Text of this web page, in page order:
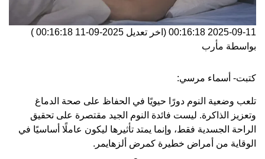
2025-09-11 00:16:18 (اخر تعديل 2025-09-11 00:16:18
)
بواسطة مأرب
كتبت- أسماء مرسي:
تلعب وضعية النوم دورًا حيويًا في الحفاظ على صحة الدماغ
وتعزيز الذاكرة. ليست فائدة النوم الجيد مقتصرة على تحقيق
الراحة الجسدية فقط، وإنما يمتد تأثيرها ليكون عاملًا أساسيًا في
الوقاية من أمراض خطيرة كمرض ألزهايمر.